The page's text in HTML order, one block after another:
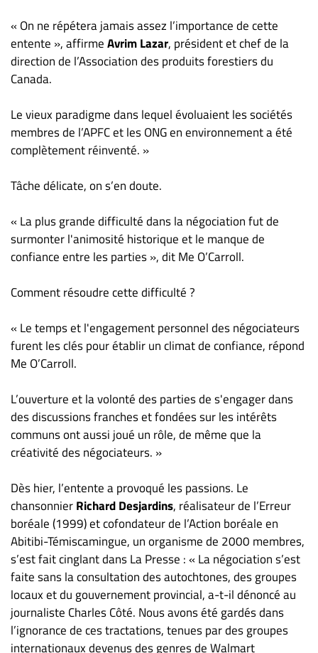
« On ne répétera jamais assez l’importance de cette
entente », affirmeAvrim Lazar, président et chef de la
direction de l’Association des produits forestiers du
Canada.
Le vieux paradigme dans lequel évoluaient les sociétés
membres de l’APFC et les ONG en environnement a été
complètement réinventé. »
Tâche délicate, on s’en doute.
« La plus grande difficulté dans la négociation fut de
surmonter l'animosité historique et le manque de
confiance entre les parties », dit Me O’Carroll.
Comment résoudre cette difficulté ?
« Le temps et l'engagement personnel des négociateurs
furent les clés pour établir un climat de confiance, répond
Me O’Carroll.
L’ouverture et la volonté des parties de s'engager dans
des discussions franches et fondées sur les intérêts
communs ont aussi joué un rôle, de même que la
créativité des négociateurs. »
Dès hier, l’entente a provoqué les passions. Le
chansonnierRichard Desjardins, réalisateur de l’Erreur
boréale (1999) et cofondateur de l’Action boréale en
Abitibi-Témiscamingue, un organisme de 2000 membres,
s’est fait cinglant dans La Presse : « La négociation s’est
faite sans la consultation des autochtones, des groupes
locaux et du gouvernement provincial, a-t-il dénoncé au
journaliste Charles Côté. Nous avons été gardés dans
l’ignorance de ces tractations, tenues par des groupes
internationaux devenus des genres de Walmart